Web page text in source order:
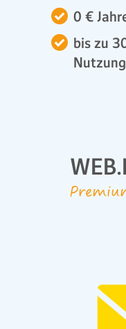
0 €
bis zu
Nutzung